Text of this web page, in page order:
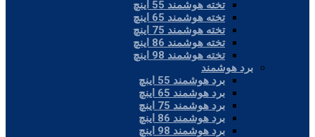
تخته هوشمند 55 اینچ
تخته هوشمند 65 اینچ
تخته هوشمند 75 اینچ
تخته هوشمند 86 اینچ
تخته هوشمند 98 اینچ
برد هوشمند
برد هوشمند 55 اینچ
برد هوشمند 65 اینچ
برد هوشمند 75 اینچ
برد هوشمند 86 اینچ
برد هوشمند 98 اینچ